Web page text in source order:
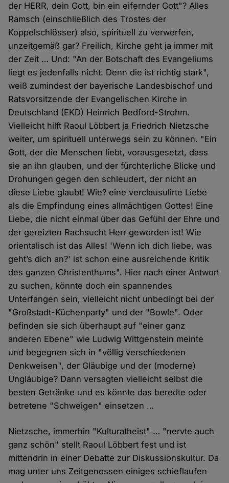
der HERR, dein Gott, bin ein eifernder Gott"? Alles
Ramsch (einschließlich des Trostes der
Koppelschlösser) also, spirituell zu verwerfen,
unzeitgemäß gar? Freilich, Kirche geht ja immer mit
der Zeit … Und: "An der Botschaft des Evangeliums
liegt es jedenfalls nicht. Denn die ist richtig stark",
weiß zumindest der bayerische Landesbischof und
Ratsvorsitzende der Evangelischen Kirche in
Deutschland (EKD) Heinrich Bedford-Strohm.
Vielleicht hilft Raoul Löbbert ja Friedrich Nietzsche
weiter, um spirituell unterwegs sein zu können. "Ein
Gott, der die Menschen liebt, vorausgesetzt, dass
sie an ihn glauben, und der fürchterliche Blicke und
Drohungen gegen den schleudert, der nicht an
diese Liebe glaubt! Wie? eine verclausulirte Liebe
als die Empfindung eines allmächtigen Gottes! Eine
Liebe, die nicht einmal über das Gefühl der Ehre und
der gereizten Rachsucht Herr geworden ist! Wie
orientalisch ist das Alles! 'Wenn ich dich liebe, was
geht’s dich an?' ist schon eine ausreichende Kritik
des ganzen Christenthums". Hier nach einer Antwort
zu suchen, könnte doch ein spannendes
Unterfangen sein, vielleicht nicht unbedingt bei der
"Großstadt-Küchenparty" und der "Bowle". Oder
befinden sie sich überhaupt auf "einer ganz
anderen Ebene" wie Ludwig Wittgenstein meinte
und begegnen sich in "völlig verschiedenen
Denkweisen", der Gläubige und der (moderne)
Ungläubige? Dann versagten vielleicht selbst die
besten Getränke und es könnte das beredte oder
betretene "Schweigen" einsetzen …
Nietzsche, immerhin "Kulturatheist" … "nervte auch
ganz schön" stellt Raoul Löbbert fest und ist
mittendrin in einer Debatte zur Diskussionskultur. Da
mag unter uns Zeitgenossen einiges schieflaufen